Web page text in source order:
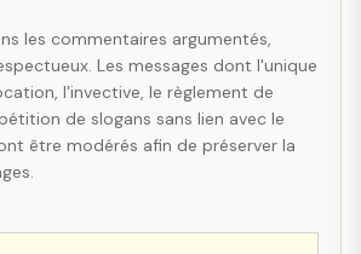
les commentaires argumentés,
Les messages dont l'unique
l'invective, le règlement de
de slogans sans lien avec le
être modérés afin de préserver la